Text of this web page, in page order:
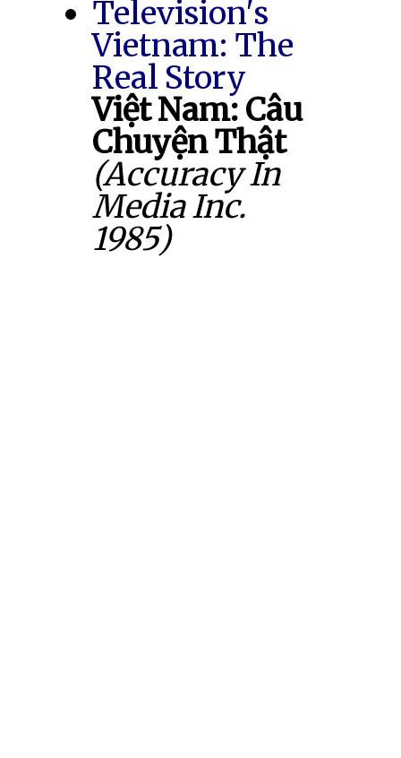
Television's
Vietnam: The
Real Story
Việt Nam: Câu
Chuyện Thật
(Accuracy In
Media Inc.
1985)